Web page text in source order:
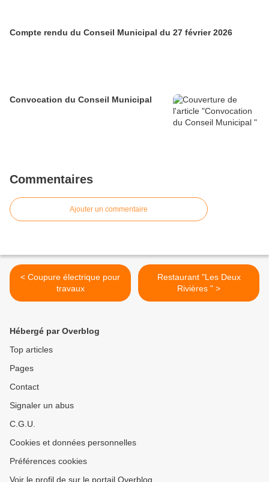
Compte rendu du Conseil Municipal du 27 février 2026
Convocation du Conseil Municipal
Commentaires
Ajouter un commentaire
< Coupure électrique pour
travaux
Restaurant "Les Deux
Rivières " >
Hébergé par Overblog
Top articles
Pages
Contact
Signaler un abus
C.G.U.
Cookies et données personnelles
Préférences cookies
Voir le profil de sur le portail Overblog